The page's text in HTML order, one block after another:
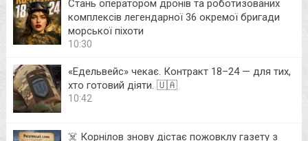
Стань оператором дронів та роботизованих
комплексів легендарної 36 окремої бригади
морської піхоти
10:30
«Едельвейс» чекає. Контракт 18–24 — для тих,
хто готовий діяти. 🇺🇦
10:42
☠️ Корнілов знову дістає пожовклу газету з